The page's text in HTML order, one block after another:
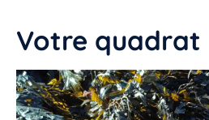
Votre quadrat